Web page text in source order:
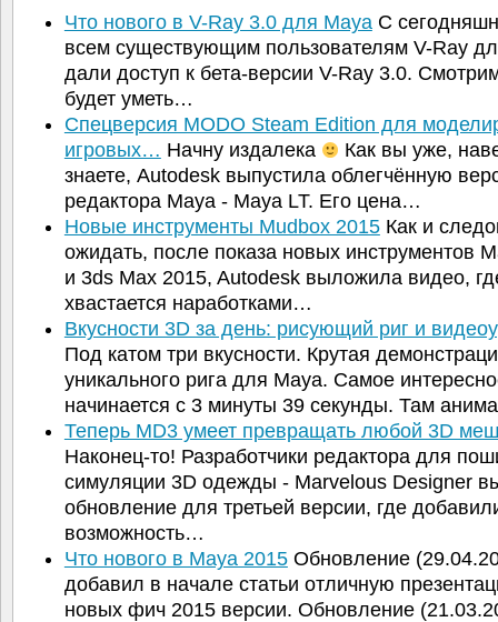
Что нового в V-Ray 3.0 для MayaС
всем существующим пользователям V-Ray
дали доступ к бета-версии V-Ray 3.0.
будет уметь…
Спецверсия MODO Steam Edition для
игровых… Начну издалека
Как вы уже,
знаете, Autodesk выпустила облегчённую
редактора Maya - Maya LT. Его цена…
Новые инструменты Mudbox 2015Как и
ожидать, после показа новых инструментов
и 3ds Max 2015, Autodesk выложила видео,
хвастается наработками…
Вкусности 3D за день: рисующий риг и
Под катом три вкусности. Крутая
уникального рига для Maya. Самое
начинается с 3 минуты 39 секунды. Там
Теперь MD3 умеет превращать любой 3D
Наконец-то! Разработчики редактора для
симуляции 3D одежды - Marvelous Designer
обновление для третьей версии, где
возможность…
Что нового в Maya 2015Обновление
добавил в начале статьи отличную
новых фич 2015 версии. Обновление